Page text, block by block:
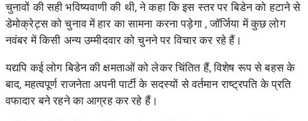
चुनावों की सही भविष्यवाणी की थी, ने कहा कि इस स्तर पर बिडेन को हटाने से
डेमोक्रेट्स को चुनाव में हार का सामना करना पड़ेगा, जॉर्जिया में कुछ लोग
नवंबर में किसी अन्य उम्मीदवार को चुनने पर विचार कर रहे हैं।
यद्यपि कई लोग बिडेन की क्षमताओं को लेकर चिंतित हैं, विशेष रूप से बहस के
बाद, महत्वपूर्ण राजनेता अपनी पार्टी के सदस्यों से वर्तमान राष्ट्रपति के प्रति
वफादार बने रहने का आग्रह कर रहे हैं।